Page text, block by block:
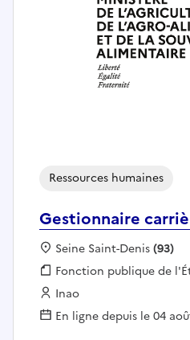
Gestionnaire
Ressources humaines
Localisation :
Seine Saint-Denis(93)
Fonction publique :
Fonction publique de
Employeur :
Inao
En ligne depuis le 04